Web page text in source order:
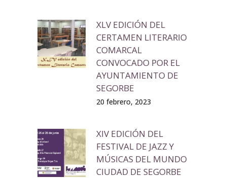
XLV EDICIÓN DEL
CERTAMEN LITERARIO
COMARCAL
CONVOCADO POR EL
AYUNTAMIENTO DE
SEGORBE
20 febrero, 2023
XIV EDICIÓN DEL
FESTIVAL DE JAZZ Y
MÚSICAS DEL MUNDO
CIUDAD DE SEGORBE